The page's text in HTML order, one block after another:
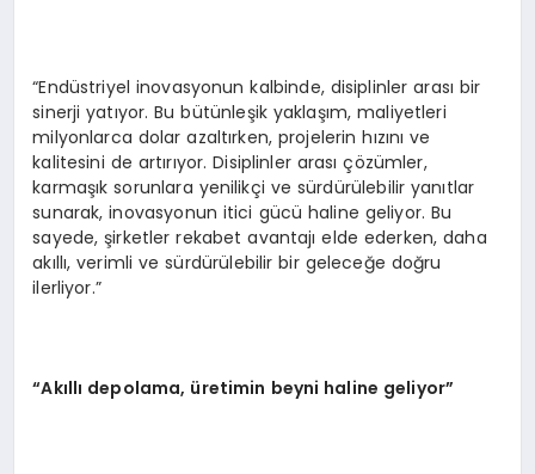
“Endüstriyel inovasyonun kalbinde, disiplinler arası bir
sinerji yatıyor. Bu bütünleşik yaklaşım, maliyetleri
milyonlarca dolar azaltırken, projelerin hızını ve
kalitesini de artırıyor. Disiplinler arası çözümler,
karmaşık sorunlara yenilikçi ve sürdürülebilir yanıtlar
sunarak, inovasyonun itici gücü haline geliyor. Bu
sayede, şirketler rekabet avantajı elde ederken, daha
akıllı, verimli ve sürdürülebilir bir geleceğe doğru
ilerliyor.”
“Akıllı depolama, üretimin beyni haline geliyor”